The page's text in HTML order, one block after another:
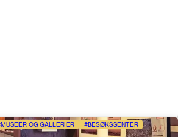
MUSEER OG GALLERIER
BESØKSSENTER